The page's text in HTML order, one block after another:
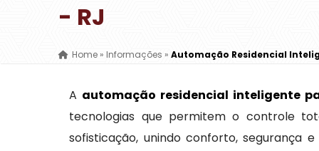
- RJ
Home »Informações »Automação Residencial
A automação residencial inteligente
tecnologias que permitem o controle
sofisticação, unindo conforto, segurança